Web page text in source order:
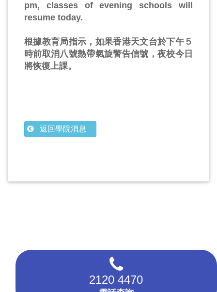
pm, classes of evening schools will
resume today.
根據教育局指示，如果香港天文台於下午５
時前取消八號熱帶氣旋警告信號，夜校今日
將恢復上課。
返回學院消息
2120 4470